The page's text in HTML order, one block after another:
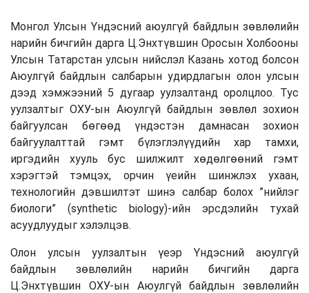
Монгол Улсын Үндэсний аюулгүй байдлын зөвлөлийн
нарийн бичгийн дарга Ц.Энхтүвшин Оросын Холбооны
Улсын Татарстан улсын нийслэл Казань хотод болсон
Аюулгүй байдлын салбарын удирдлагын олон улсын
дээд хэмжээний 5 дугаар уулзалтанд оролцлоо. Тус
уулзалтыг ОХУ-ын Аюулгүй байдлын зөвлөл зохион
байгуулсан бөгөөд үндэстэн дамнасан зохион
байгуулалттай гэмт бүлэглэлүүдийн хар тамхи,
иргэдийн хууль бус шилжилт хөдөлгөөний гэмт
хэрэгтэй тэмцэх, орчин үеийн шинжлэх ухаан,
технологийн дэвшилтэт шинэ салбар болох ”нийлэг
биологи” (synthetic biology)-ийн эрсдэлийн тухай
асуудлуудыг хэлэлцэв.
Олон улсын уулзалтын үеэр Үндэсний аюулгүй
байдлын зөвлөлийн нарийн бичгийн дарга
Ц.Энхтүвшин ОХУ-ын Аюулгүй байдлын зөвлөлийн